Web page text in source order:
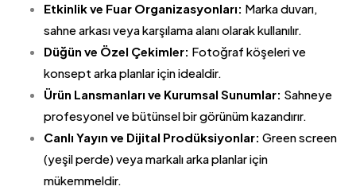
Etkinlik ve Fuar Organizasyonları: Marka duvarı,
sahne arkası veya karşılama alanı olarak kullanılır.
Düğün ve Özel Çekimler: Fotoğraf köşeleri ve
konsept arka planlar için idealdir.
Ürün Lansmanları ve Kurumsal Sunumlar: Sahneye
profesyonel ve bütünsel bir görünüm kazandırır.
Canlı Yayın ve Dijital Prodüksiyonlar: Green screen
(yeşil perde) veya markalı arka planlar için
mükemmeldir.